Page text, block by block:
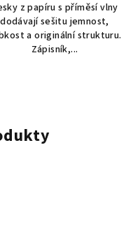
z papíru s příměsí vlny
dodávají sešitu jemnost,
a originální strukturu.
Zápisník,...